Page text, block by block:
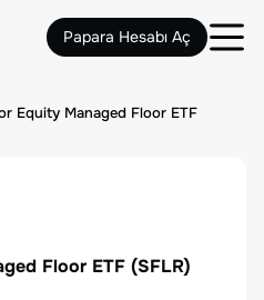
Papara Hesabı Aç
Equity Managed Floor ETF
Floor ETF (SFLR)